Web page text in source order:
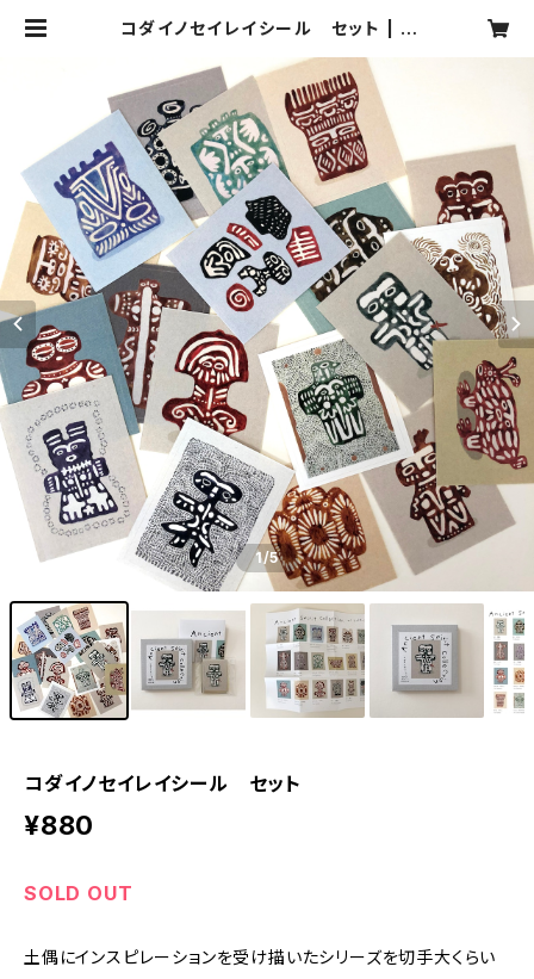
コダイノセイレイシール セット | Y
1/5
コダイノセイレイシール セット
¥880
SOLD OUT
土偶にインスピレーションを受け描いたシリーズを切手大くらい